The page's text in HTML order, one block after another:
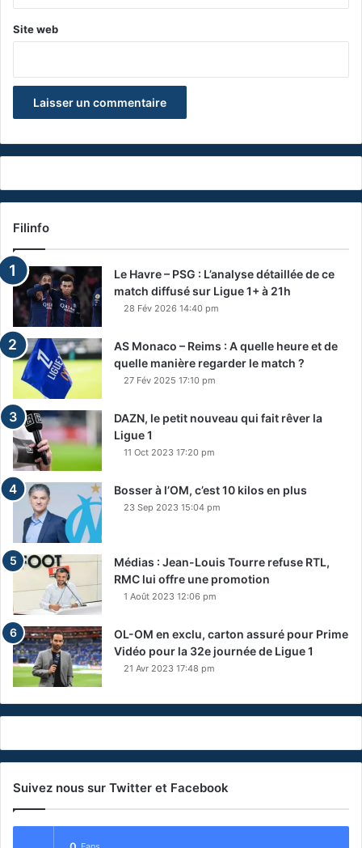
Site web
Filinfo
Le Havre – PSG : L’analyse détaillée de ce
match diffusé sur Ligue 1+ à 21h
28 Fév 2026 14:40 pm
AS Monaco – Reims : A quelle heure et de
quelle manière regarder le match ?
27 Fév 2025 17:10 pm
DAZN, le petit nouveau qui fait rêver la
Ligue 1
11 Oct 2023 17:20 pm
Bosser à l’OM, c’est 10 kilos en plus
23 Sep 2023 15:04 pm
Médias : Jean-Louis Tourre refuse RTL,
RMC lui offre une promotion
1 Août 2023 12:06 pm
OL-OM en exclu, carton assuré pour Prime
Vidéo pour la 32e journée de Ligue 1
21 Avr 2023 17:48 pm
Suivez nous sur Twitter et Facebook